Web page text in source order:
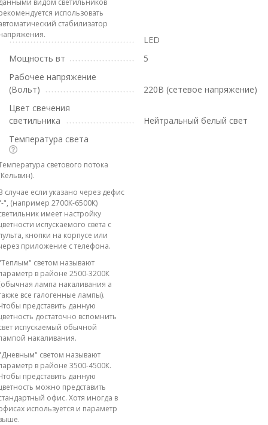
видом светильников
использовать
стабилизатор
LED
Мощность вт
5
Рабочее напряжение
(Вольт)
220В (сетевое напряжение)
Цвет свечения
светильника
Нейтральный белый свет
Температура света
светового потока
случае если указано через дефис
", (например 2700К-6500К)
имеет настройку
испускаемого света с
кнопки на корпусе или
приложение с телефона.
светом называют
в районе 2500-3200К
лампа накаливания а
все галогенные лампы).
представить данную
достаточно вспомнить
испускаемый обычной
накаливания.
светом называют
в районе 3500-4500К.
представить данную
можно представить
офис. Хотя иногда в
используется и параметр